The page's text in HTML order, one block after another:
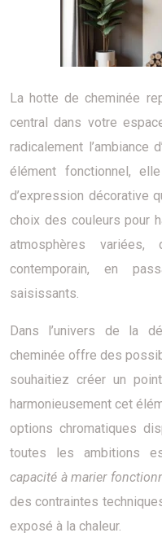
La hotte de cheminée
central dans votre
radicalement l’ambiance
élément fonctionnel,
d’expression décorative
choix des couleurs pour
atmosphères
contemporain, en
saisissants.
Dans l’univers de la
cheminée offre des
souhaitiez créer un
harmonieusement cet
options chromatiques
toutes les ambitions
capacité à marier
des contraintes
exposé à la chaleur.